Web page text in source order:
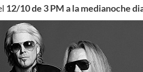
12/10 de 3 PM a la medianoche